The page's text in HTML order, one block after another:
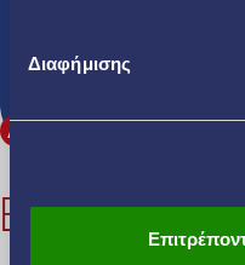
Διαφήμισης
Όροι Χρήσης
ΕΠΙΠΛΕΟΝ